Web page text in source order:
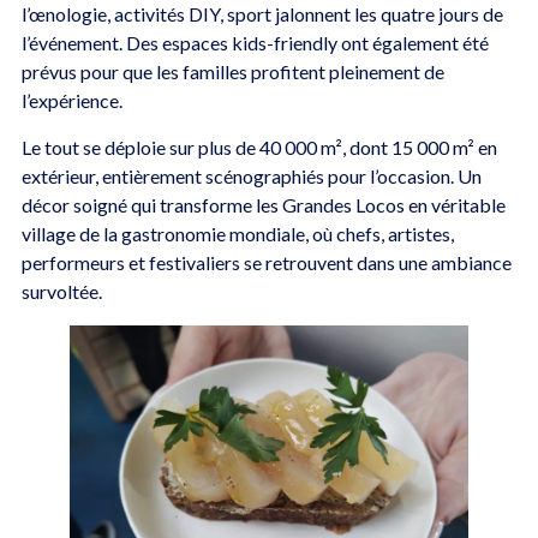
l’œnologie, activités DIY, sport jalonnent les quatre jours de
l’événement. Des espaces kids-friendly ont également été
prévus pour que les familles profitent pleinement de
l’expérience.
Le tout se déploie sur plus de 40 000 m², dont 15 000 m² en
extérieur, entièrement scénographiés pour l’occasion. Un
décor soigné qui transforme les Grandes Locos en véritable
village de la gastronomie mondiale, où chefs, artistes,
performeurs et festivaliers se retrouvent dans une ambiance
survoltée.